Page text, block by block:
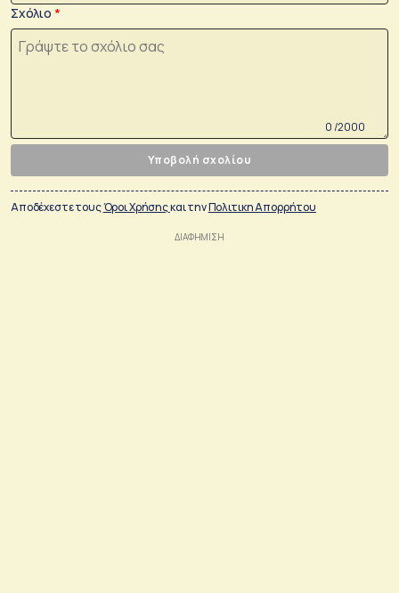
Σχόλιο
0 /2000
Υποβολή σχολίου
Αποδέχεστε τουςΌροι Χρήσηςκαι τηνΠολιτικη Απορρήτου